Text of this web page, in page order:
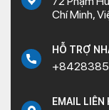
Chí Minh,
HỖ TRỢ
EMAIL LIÊN